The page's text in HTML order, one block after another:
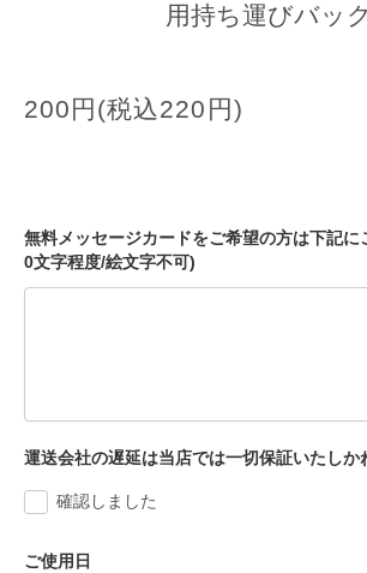
用持ち運びバック
200円(税込220円)
無料メッセージカードをご希望の方は下記に
0文字程度/絵文字不可)
運送会社の遅延は当店では一切保証いたしか
確認しました
ご使用日